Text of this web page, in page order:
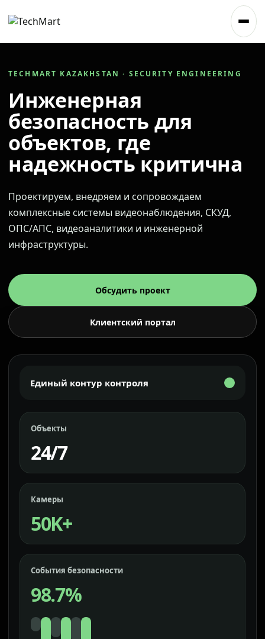
TECHMART KAZAKHSTAN · SECURITY ENGINEERING
Инженерная
безопасность для
объектов, где
надежность критична
Проектируем, внедряем и сопровождаем
комплексные системы видеонаблюдения, СКУД,
ОПС/АПС, видеоаналитики и инженерной
инфраструктуры.
Обсудить проект
Клиентский портал
Единый контур контроля
Объекты
24/7
Камеры
50K+
События безопасности
98.7%